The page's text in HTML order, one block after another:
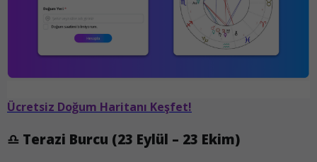
Ücretsiz Doğum Haritanı Keşfet!
♎ Terazi Burcu (23 Eylül – 23 Ekim)